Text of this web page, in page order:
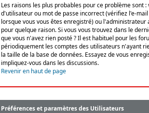
Les raisons les plus probables pour ce problème sont
d'utilisateur ou mot de passe incorrect (vérifiez l'e-
lorsque vous vous êtes enregistré) ou
pour quelque raison. Si vous vous trouvez dans le
que vous n'avez rien posté ? Il est habituel pour les
périodiquement les comptes des utilisateurs n'ayant
la taille de la base de données. Essayez de vous
impliquez-vous dans les discussions.
Revenir en haut de page
Préférences et paramètres des Utilisateurs